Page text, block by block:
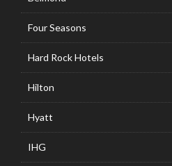
Four Seasons
Hard Rock Hotels
Hilton
Hyatt
IHG